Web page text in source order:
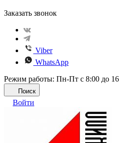
Заказать звонок
Viber
WhatsApp
Режим работы: Пн-Пт с 8:00 до
Поиск
Войти